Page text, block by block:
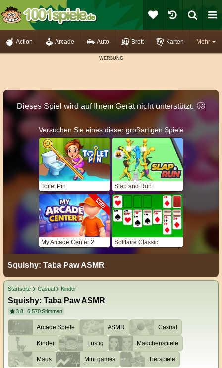
Mehr
Action Arcade Auto Brett Karten
Dieses Spiel wird auf Ihrem Gerät nicht unterstützt. 🥴️
Versuchen Sie eines dieser großartigen Spiele
Toilet Pin Slap and Run
My Arcade Center 2 Solitaire Classic
Squishy: Taba Paw ASMR
Startseite Casual Kinder
Squishy: Taba Paw ASMR
3.8 6.570Stimmen
Arcade Spiele ASMR Casual
Kinder Lustig Mädchenspiele
Maus Mini games Tierspiele